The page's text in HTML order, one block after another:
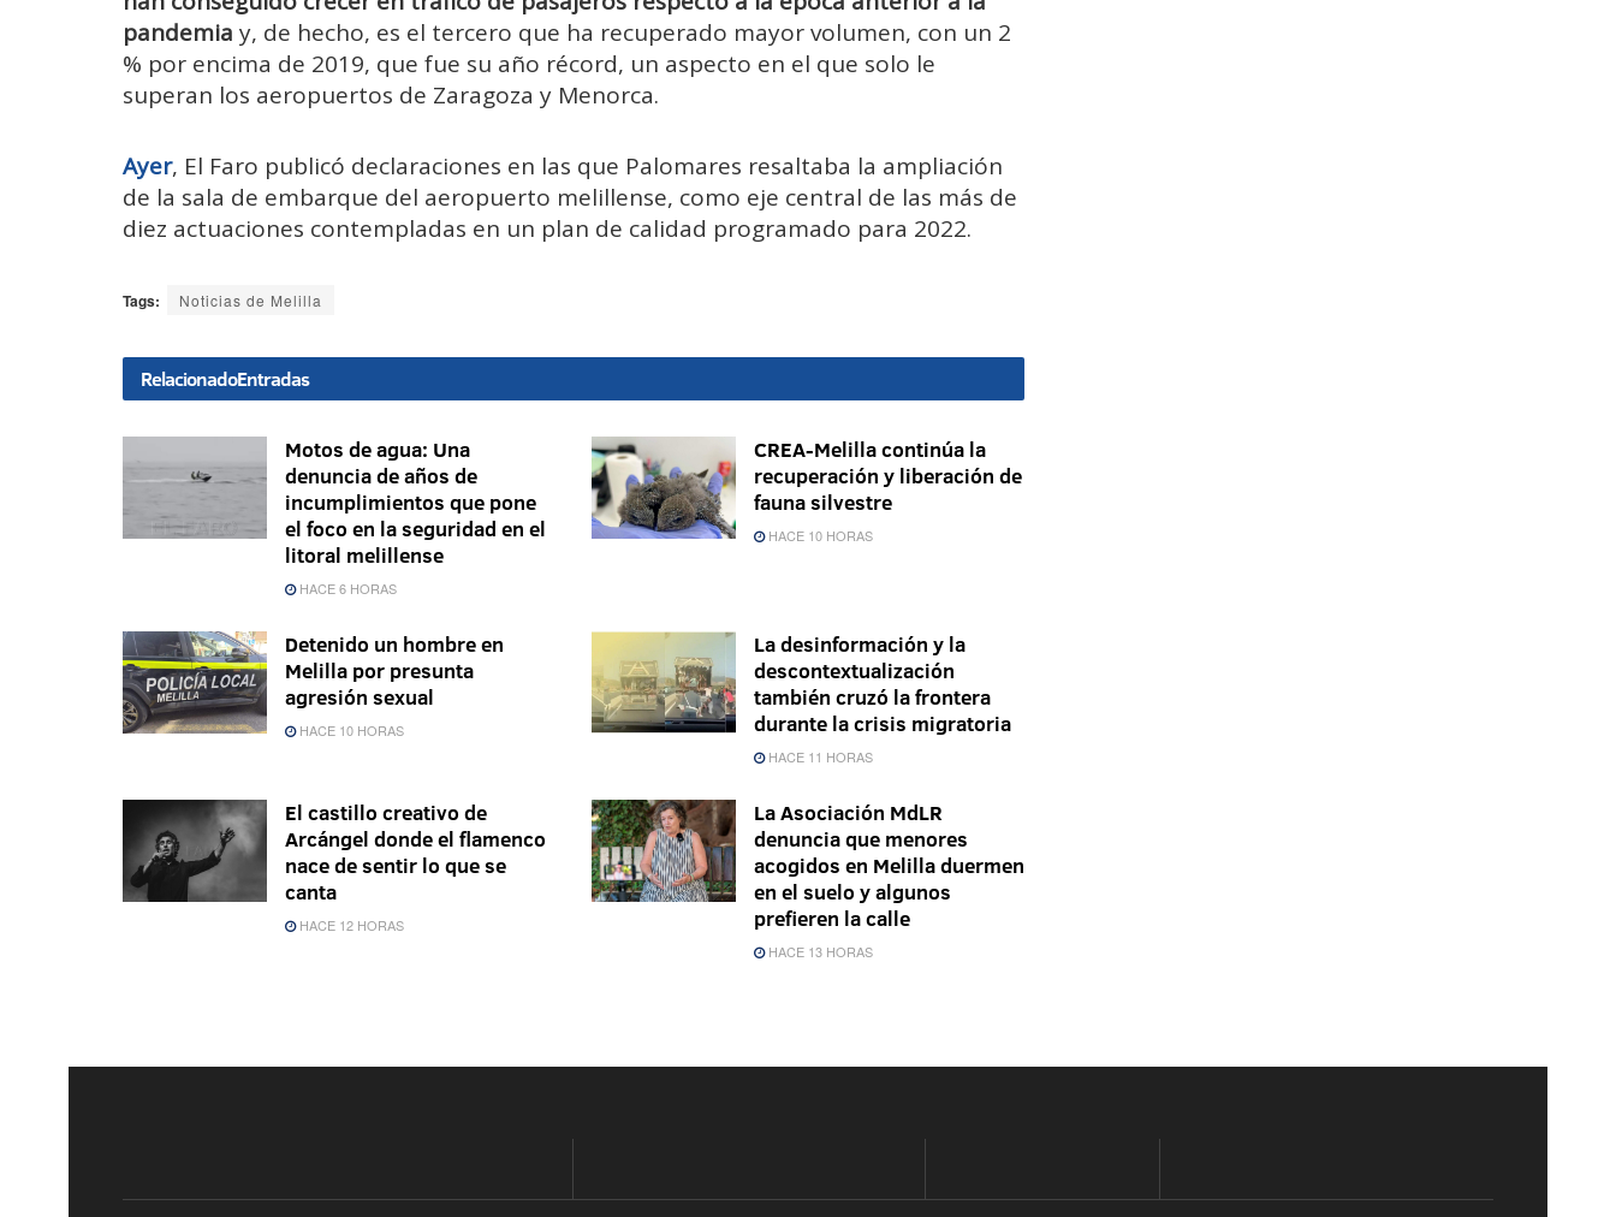
pandemia y, de hecho, es el tercero que ha recuperado mayor volumen, con un 2
% por encima de 2019, que fue su año récord, un aspecto en el que solo le
superan los aeropuertos de Zaragoza y Menorca.
Ayer, El Faro publicó declaraciones en las que Palomares resaltaba la ampliación
de la sala de embarque del aeropuerto melillense, como eje central de las más de
diez actuaciones contempladas en un plan de calidad programado para 2022.
Tags: Noticias de Melilla
RelacionadoEntradas
Motos de agua: Una
denuncia de años de
incumplimientos que pone
el foco en la seguridad en el
litoral melillense
HACE 6 HORAS
CREA-Melilla continúa la
recuperación y liberación de
fauna silvestre
HACE 10 HORAS
Detenido un hombre en
Melilla por presunta
agresión sexual
HACE 10 HORAS
La desinformación y la
descontextualización
también cruzó la frontera
durante la crisis migratoria
HACE 11 HORAS
El castillo creativo de
Arcángel donde el flamenco
nace de sentir lo que se
canta
HACE 12 HORAS
La Asociación MdLR
denuncia que menores
acogidos en Melilla duermen
en el suelo y algunos
prefieren la calle
HACE 13 HORAS